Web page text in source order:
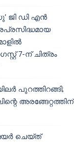
ജി ഡി എൻ
7-ന് ചിത്രം
പുറത്തിറങ്ങി;
അരങ്ങേറ്റത്തിന്
ചെയ്‌ത്